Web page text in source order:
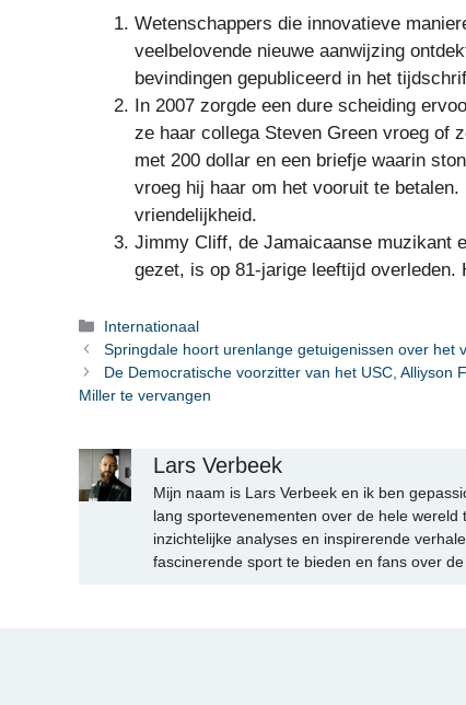
Wetenschappers die innovatieve
veelbelovende nieuwe aanwijzing
bevindingen gepubliceerd in het
In 2007 zorgde een dure scheiding
ze haar collega Steven Green vroeg of
met 200 dollar en een briefje waarin
vroeg hij haar om het vooruit te
vriendelijkheid.
Jimmy Cliff, de Jamaicaanse muzikant
gezet, is op 81-jarige leeftijd overleden.
Categorieën
Internationaal
Springdale hoort urenlange getuigenissen over
De Democratische voorzitter van het USC,
Miller te vervangen
Lars Verbeek
Mijn naam is Lars Verbeek en ik ben
lang sportevenementen over de hele
inzichtelijke analyses en inspirerende
fascinerende sport te bieden en fans over